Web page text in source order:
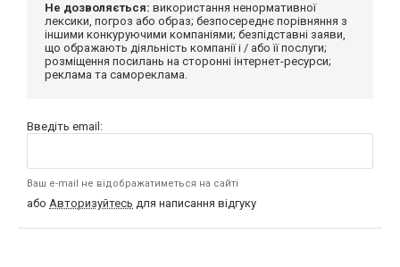
Не дозволяється: використання ненормативної
лексики, погроз або образ; безпосереднє порівняння з
іншими конкуруючими компаніями; безпідставні заяви,
що ображають діяльність компанії і / або її послуги;
розміщення посилань на сторонні інтернет-ресурси;
реклама та самореклама.
Введіть email:
Ваш e-mail не відображатиметься на сайті
або Авторизуйтесь для написання відгуку